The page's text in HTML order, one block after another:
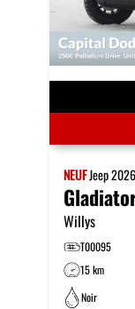
NEUFJeep2026
Willys
T00095
15 km
Noir